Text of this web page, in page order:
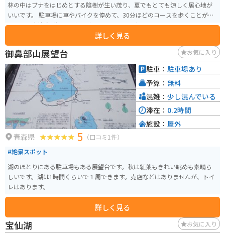
林の中はブナをはじめとする陰樹が生い茂り、夏でもとても涼しく居心地が
いいです。 駐車場に車やバイクを停めて、30分ほどのコースを歩くことがで
きます。森林浴が好きな方、避暑地をお求めの方におすすめです。また、安比
高原自然学校のスタッフも同行する「ブナ林ガイドツアー」(有料)はブナの特
徴や周囲の動植物、二次林とは何かとその歴史など興味深い話も聞けてこち
らもおすすめです。
詳しく見る
御鼻部山展望台 お気に入り
青森県 5 （口コミ1件）
#絶景スポット
湖のほとりにある駐車場もある展望台です。秋は紅葉もきれい眺めも素晴ら
しいです。湖は1時間くらいで１周できます。売店などはありませんが、トイ
レはあります。
詳しく見る
駐車： 駐車場あり
予算： 無料
混雑： 少し混んでいる
滞在： 0.2時間
施設： 屋外
宝仙湖 お気に入り